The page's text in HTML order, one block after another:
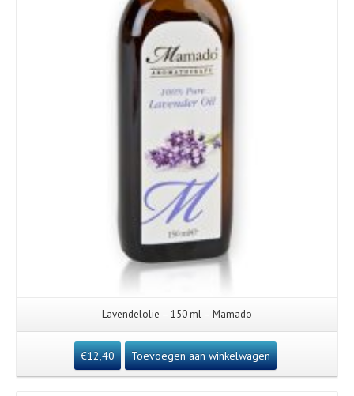
Lavendelolie – 150 ml – Mamado
€12,40 Toevoegen aan winkelwagen